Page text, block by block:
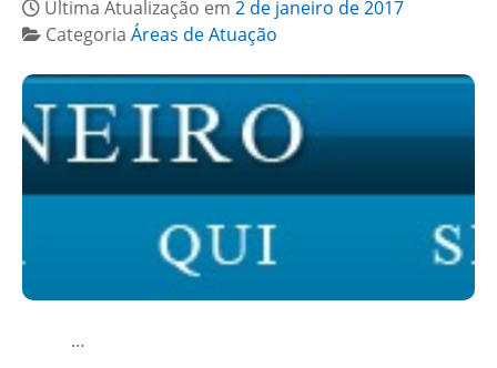
Última Atualização em 2 de janeiro de 2017
Categoria Áreas de Atuação
…